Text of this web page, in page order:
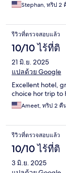
Stephan, ทริป 2
รีวิวที่ตรวจสอบแล้ว
10/10 ไร้ที่ติ
21 มิ.ย. 2025
แปลด้วย Google
Excellent hotel,
choice hor trip to
Ameet, ทริป 2 คื
รีวิวที่ตรวจสอบแล้ว
10/10 ไร้ที่ติ
3 มิ.ย. 2025